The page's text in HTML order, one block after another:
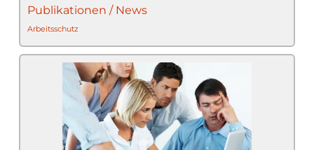
Publikationen / News
Arbeitsschutz